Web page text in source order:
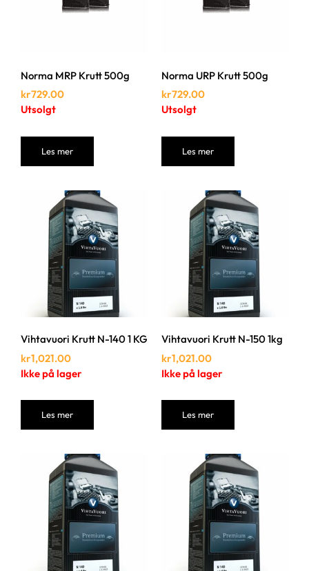
Norma MRP Krutt 500g
kr729.00
Utsolgt
Les mer
Norma URP Krutt 500g
kr729.00
Utsolgt
Les mer
Vihtavuori Krutt N-140 1 KG
kr1,021.00
Ikke på lager
Les mer
Vihtavuori Krutt N-150 1kg
kr1,021.00
Ikke på lager
Les mer